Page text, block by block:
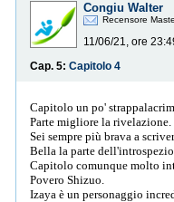
Congiu Walter
Recensore
11/06/21, ore
Cap. 5: Capitolo 4
Capitolo un po'
Parte migliore la rivelazione.
Sei sempre più brava a
Bella la parte
Capitolo comunque molto
Povero Shizuo.
Izaya è un personaggio